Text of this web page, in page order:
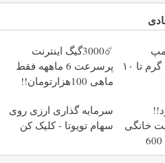
طلاسی، از ۰.۵ گرم تا ۱۰
☄️3000گیگ اینترنت
پرسرعت 6 ماههه فقط
ماهی 100هزارتومان!!
خانگی
180 روزه فقط 600
سرمایه گذاری ارزی روی
سهام تویوتا - کلیک کن